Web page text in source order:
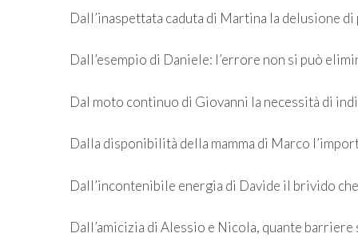
Dall’inaspettata caduta di Martina la delusione
Dall’esempio di Daniele: l’errore non si può
Dal moto continuo di Giovanni la necessità di
Dalla disponibilità della mamma di Marco
Dall’incontenibile energia di Davide il brivido
Dall’amicizia di Alessio e Nicola, quante